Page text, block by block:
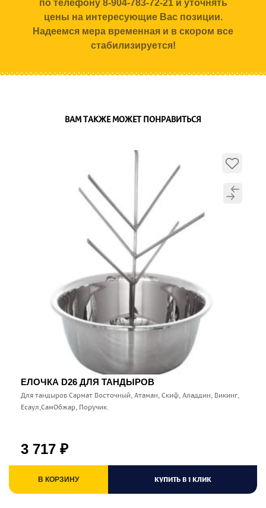
по телефону 8-904-783-72-21 и уточнять
цены на интересующие Вас позиции.
Надеемся мера временная и в скором все
стабилизируется!
ВАМ ТАКЖЕ МОЖЕТ ПОНРАВИТЬСЯ
ЕЛОЧКА D26 ДЛЯ ТАНДЫРОВ
Для тандыров Сармат Восточный, Атаман, Скиф, Аладдин, Викинг,
Есаул,СамОбжар, Поручик.
3 717 ₽
В КОРЗИНУ КУПИТЬ В 1 КЛИК